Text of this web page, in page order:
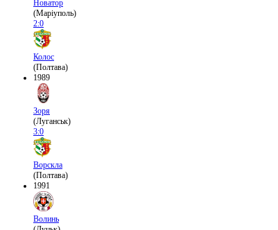
Новатор
(Маріуполь)
2:0
Колос
(Полтава)
1989
Зоря
(Луганськ)
3:0
Ворскла
(Полтава)
1991
Волинь